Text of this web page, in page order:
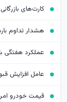
کارت‌های
هشدار تداوم بارش‌های
عملکرد هفتگی
عامل افزایش